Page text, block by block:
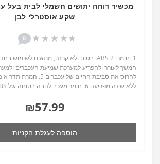
מכשיר דוחה יתושים חשמלי לבית בעל
שקע אוסטרלי לבן
0
להרוס את סביבת החיים של
ללא שינה מפריעה 6. חומר מעכב להבה בטוחה של ABS, עמידות ל..
₪57.99
הוספה לעגלת הקניות